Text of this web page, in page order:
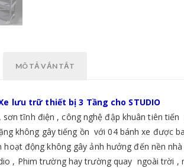
MÔ TẢ VẮN TẮT
lưu trữ thiết bị 3 Tầng cho STUDIO
tĩnh điện , công nghệ đập khuân tiên
không gây tiếng ồn với 04 bánh xe được
hoạt động không gây ảnh hưởng đến nền nhà
, Phim trường hay trường quay ngoài trời ,